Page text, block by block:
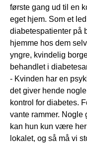
første gang ud til en
eget hjem. Som et
diabetespatienter på
hjemme hos dem
yngre, kvindelig
behandlet i
- Kvinden har en
det giver hende
kontrol for diabetes.
vante rammer. Nogle
kan hun kun være
lokalet, og så må vi